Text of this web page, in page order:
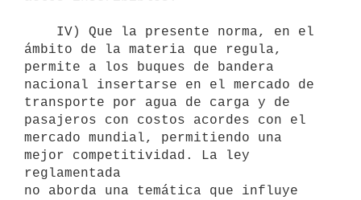
ámbito de la materia que regula,
permite a los buques de bandera
nacional insertarse en el mercado de
transporte por agua de carga y de
pasajeros con costos acordes con el
mercado mundial, permitiendo una
mejor competitividad. La ley
reglamentada
no aborda una temática que influye